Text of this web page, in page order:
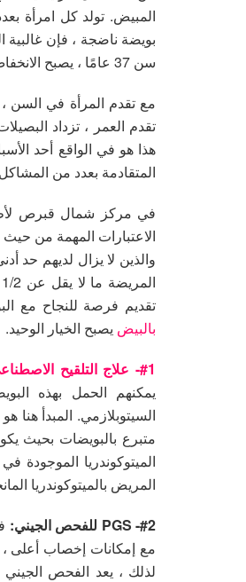
المبيض. تولد كل امرأة
بويضة ناضجة ، فإن غالبية
سن 37 عامًا ، يصبح الانخفاض في احتياطيات المبيض حادًا للغاية.
مع تقدم المرأة في السن
تقدم العمر ، تزداد
هذا هو في الواقع أحد
المتقادمة بعدد من
الاعتبارات المهمة من
تقديم فرصة للنجاح مع
بالبيض يصبح الخيار الوحيد.
#1- علاج التلقيح الاصطناعي السيتوبلازمي:
يمكنهم الحمل بهذه
السيتوبلازمي. المبدأ هنا
متبرع بالبويضات بحيث
الميتوكوندريا الموجودة
المريض بالميتوكوندريا
#2- PGS للفحص الجيني:
مع إمكانات إخصاب أعلى ،
لذلك ، يعد الفحص